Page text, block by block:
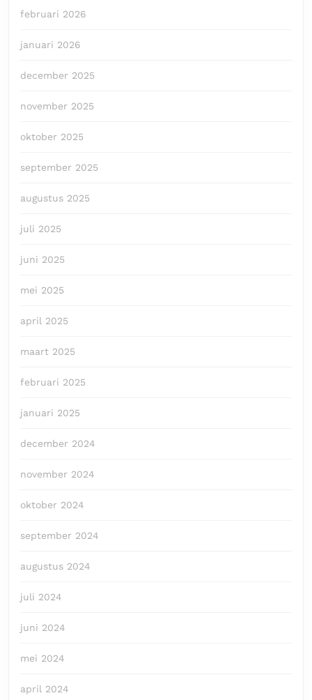
februari 2026
januari 2026
december 2025
november 2025
oktober 2025
september 2025
augustus 2025
juli 2025
juni 2025
mei 2025
april 2025
maart 2025
februari 2025
januari 2025
december 2024
november 2024
oktober 2024
september 2024
augustus 2024
juli 2024
juni 2024
mei 2024
april 2024